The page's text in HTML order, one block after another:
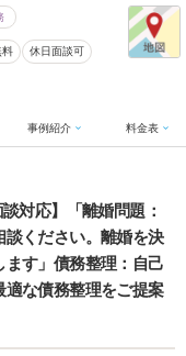
料 休日面談可
事例紹介 料金表
対応】「離婚問題：
ください。離婚を決
す」債務整理：自己
な債務整理をご提案